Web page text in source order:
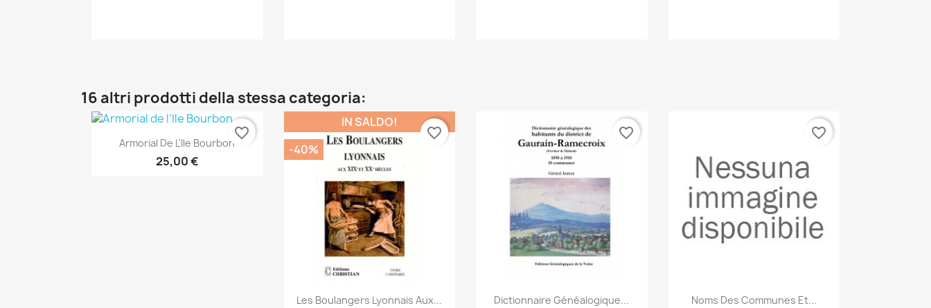
16 altri prodotti della stessa categoria:
Anteprima
Armorial De L'Ile Bourbon
25,00 €
favorite_border
Anteprima
Les Boulangers Lyonnais Aux...
IN SALDO!
-40%
favorite_border
Anteprima
Dictionnaire Généalogique...
favorite_border
Anteprima
Noms Des Communes Et...
favorite_border